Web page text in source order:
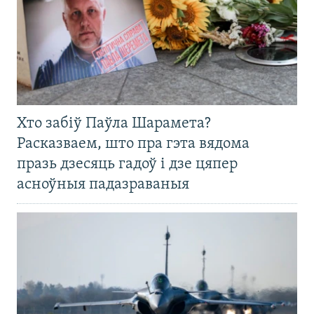
Хто забіў Паўла Шарамета?
Расказваем, што пра гэта вядома
празь дзесяць гадоў і дзе цяпер
асноўныя падазраваныя